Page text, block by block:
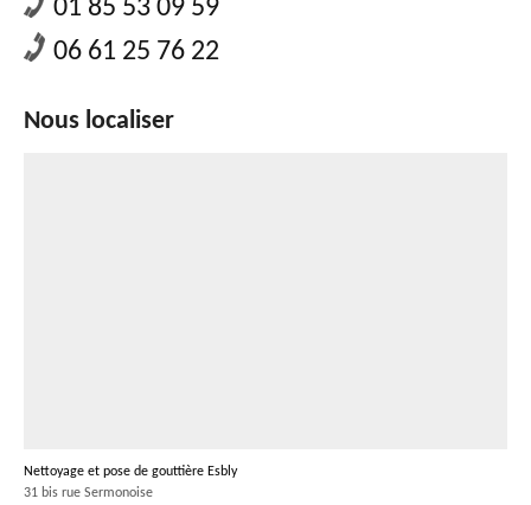
01 85 53 09 59
06 61 25 76 22
Nous localiser
Nettoyage et pose de gouttière Esbly
31 bis rue Sermonoise